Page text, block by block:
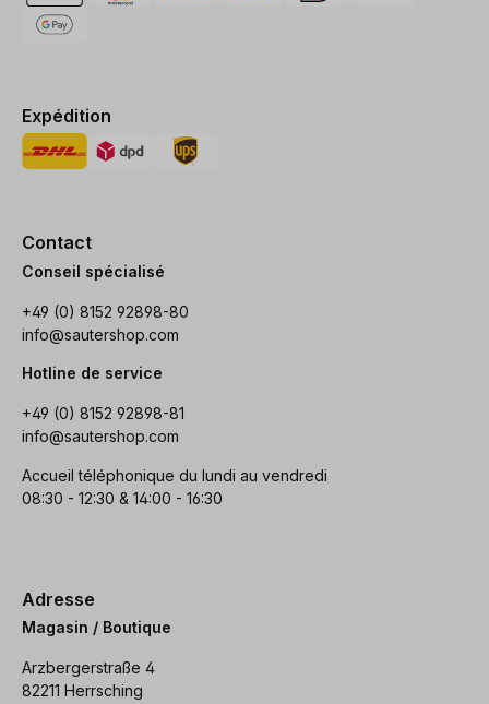
Expédition
Contact
Conseil spécialisé
+49 (0) 8152 92898-80
info@sautershop.com
Hotline de service
+49 (0) 8152 92898-81
info@sautershop.com
Accueil téléphonique du lundi au vendredi
08:30 - 12:30 & 14:00 - 16:30
Adresse
Magasin / Boutique
Arzbergerstraße 4
82211 Herrsching